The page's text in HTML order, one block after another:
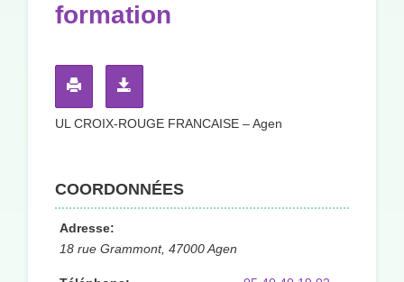
formation
UL CROIX-ROUGE FRANCAISE – Agen
COORDONNÉES
Adresse:
18 rue Grammont, 47000 Agen